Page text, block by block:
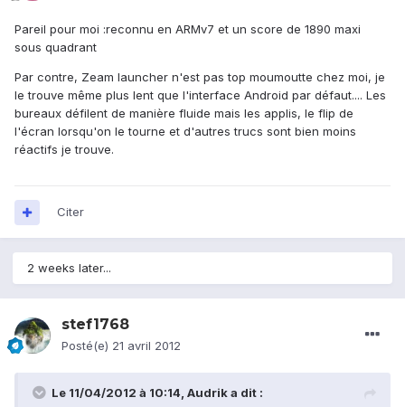
Pareil pour moi :reconnu en ARMv7 et un score de 1890 maxi
sous quadrant
Par contre, Zeam launcher n'est pas top moumoutte chez moi, je
le trouve même plus lent que l'interface Android par défaut.... Les
bureaux défilent de manière fluide mais les applis, le flip de
l'écran lorsqu'on le tourne et d'autres trucs sont bien moins
réactifs je trouve.
Citer
2 weeks later...
stef1768
Posté(e) 21 avril 2012
Le 11/04/2012 à 10:14, Audrik a dit :